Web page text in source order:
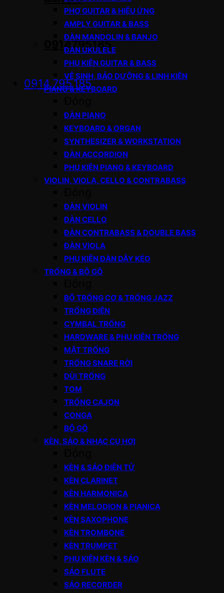
0914795185
0914.795.185
PHƠ GUITAR & HIỆU ỨNG
AMPLY GUITAR & BASS
ĐÀN MANDOLIN & BANJO
ĐÀN UKULELE
PHỤ KIỆN GUITAR & BASS
VỆ SINH, BẢO DƯỠNG & LINH KIỆN
PIANO & KEYBOARD
ĐÀN PIANO
KEYBOARD & ORGAN
SYNTHESIZER & WORKSTATION
ĐÀN ACCORDION
PHỤ KIỆN PIANO & KEYBOARD
VIOLIN, VIOLA, CELLO & CONTRABASS
ĐÀN VIOLIN
ĐÀN CELLO
ĐÀN CONTRABASS & DOUBLE BASS
ĐÀN VIOLA
PHỤ KIỆN ĐÀN DÂY KÉO
TRỐNG & BỘ GÕ
BỘ TRỐNG CƠ & TRỐNG JAZZ
TRỐNG ĐIỆN
CYMBAL TRỐNG
HARDWARE & PHỤ KIỆN TRỐNG
MẶT TRỐNG
TRỐNG SNARE RỜI
DÙI TRỐNG
TOM
TRỐNG CAJON
CONGA
BỘ GÕ
KÈN, SÁO & NHẠC CỤ HƠI
KÈN & SÁO ĐIỆN TỬ
KÈN CLARINET
KÈN HARMONICA
KÈN MELODION & PIANICA
KÈN SAXOPHONE
KÈN TROMBONE
KÈN TRUMPET
PHỤ KIỆN KÈN & SÁO
SÁO FLUTE
SÁO RECORDER